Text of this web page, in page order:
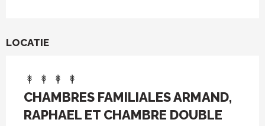
LOCATIE
CHAMBRES FAMILIALES ARMAND,
RAPHAEL ET CHAMBRE DOUBLE